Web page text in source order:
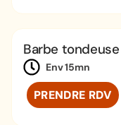
Barbe tondeuse
Env 15mn
PRENDRE RDV